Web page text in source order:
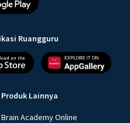
Ruangguru
Produk Lainnya
Brain Academy Online